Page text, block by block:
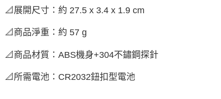
📐 展開尺寸：約 27.5 x 3.4 x 1.9 cm
📐 商品淨重：約 57 g
📐 商品材質： ABS機身+304不鏽鋼探針
📐 所需電池 ： CR2032鈕扣型電池